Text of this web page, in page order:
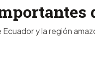
y la región